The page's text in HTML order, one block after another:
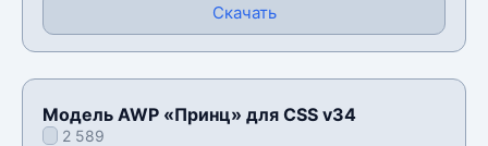
Скачать
Модель AWP «Принц» для CSS v34
2 589